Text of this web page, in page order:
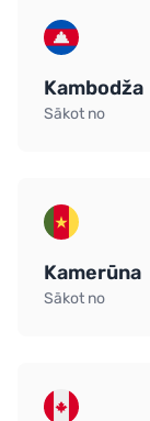
Kambodža
Sākot no
Kamerūna
Sākot no